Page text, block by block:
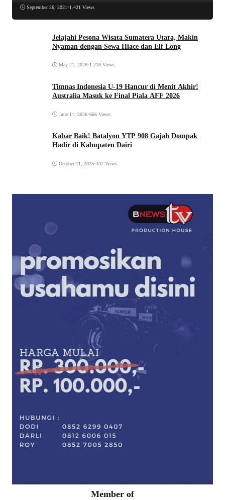
September 26, 2021 •1.421 Views
Jelajahi Pesona Wisata Sumatera Utara, Makin
Nyaman dengan Sewa Hiace dan Elf Long
May 21, 2026•1.218 Views
Timnas Indonesia U-19 Hancur di Menit Akhir!
Australia Masuk ke Final Piala AFF 2026
June 11, 2026•666 Views
Kabar Baik! Batalyon YTP 908 Gajah Dompak
Hadir di Kabupaten Dairi
October 11, 2025•347 Views
Member of